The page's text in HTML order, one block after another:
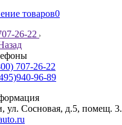
товаров0
26-22
707-26-22
96-89
ул. Сосновая, д.5, помещ. 3.